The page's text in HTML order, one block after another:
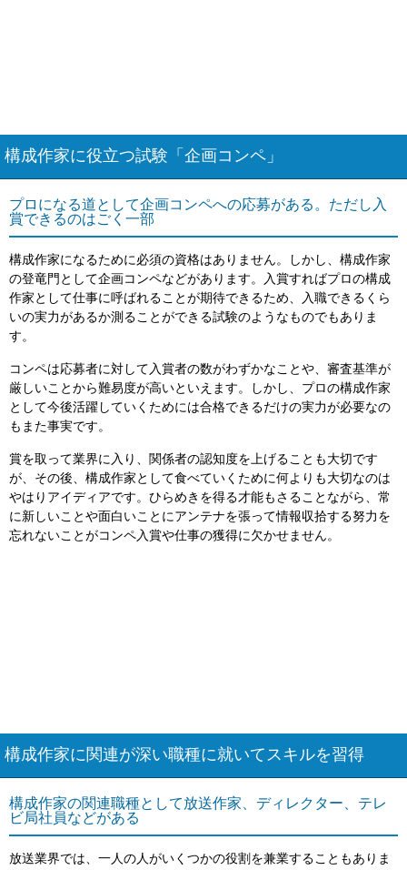
構成作家に役立つ試験「企画コンペ」
プロになる道として企画コンペへの応募がある。ただし入
賞できるのはごく一部
構成作家になるために必須の資格はありません。しかし、構成作家
の登竜門として企画コンペなどがあります。入賞すればプロの構成
作家として仕事に呼ばれることが期待できるため、入職できるくら
いの実力があるか測ることができる試験のようなものでもありま
す。
コンペは応募者に対して入賞者の数がわずかなことや、審査基準が
厳しいことから難易度が高いといえます。しかし、プロの構成作家
として今後活躍していくためには合格できるだけの実力が必要なの
もまた事実です。
賞を取って業界に入り、関係者の認知度を上げることも大切です
が、その後、構成作家として食べていくために何よりも大切なのは
やはりアイディアです。ひらめきを得る才能もさることながら、常
に新しいことや面白いことにアンテナを張って情報収拾する努力を
忘れないことがコンペ入賞や仕事の獲得に欠かせません。
構成作家に関連が深い職種に就いてスキルを習得
構成作家の関連職種として放送作家、ディレクター、テレ
ビ局社員などがある
放送業界では、一人の人がいくつかの役割を兼業することもありま